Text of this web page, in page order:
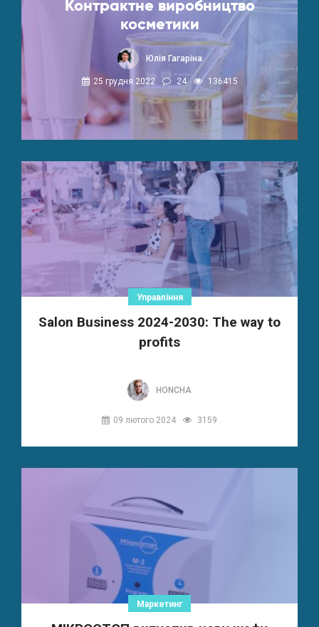
Контрактне виробництво
косметики
Юлія Гагаріна
25 грудня 2022 24 136415
Управління
Salon Business 2024-2030: The way to
profits
HONCHA
09 лютого 2024 3159
Маркетинг